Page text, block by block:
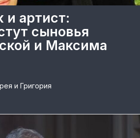
и артист:
сыновья
и Максима
и Григория